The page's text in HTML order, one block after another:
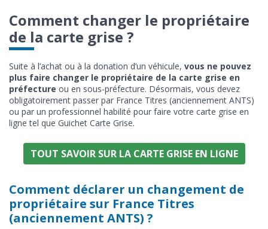
Comment changer le propriétaire
de la carte grise ?
Suite à l’achat ou à la donation d’un véhicule, vous ne pouvez
plus faire changer le propriétaire de la carte grise en
préfecture ou en sous-préfecture. Désormais, vous devez
obligatoirement passer par France Titres (anciennement ANTS)
ou par un professionnel habilité pour faire votre carte grise en
ligne tel que Guichet Carte Grise.
TOUT SAVOIR SUR LA CARTE GRISE EN LIGNE
Comment déclarer un changement de
propriétaire sur France Titres
(anciennement ANTS) ?